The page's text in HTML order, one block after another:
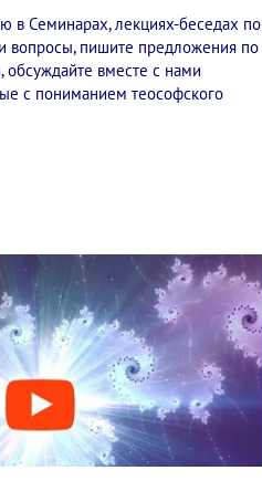
в Семинарах, лекциях-беседах по
вопросы, пишите предложения по
вместе с нами
с пониманием теософского